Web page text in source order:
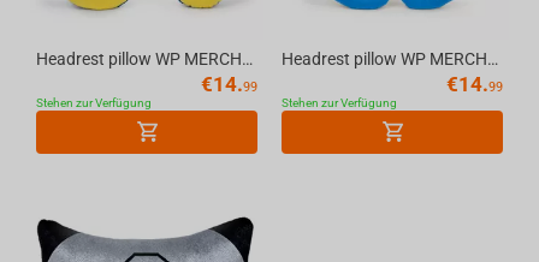
Headrest pillow WP MERCHANDISE Ukraine
€14.99
Stehen zur Verfügung
Headrest pillow WP MERCHANDISE I love Ukraine
€14.99
Stehen zur Verfügung